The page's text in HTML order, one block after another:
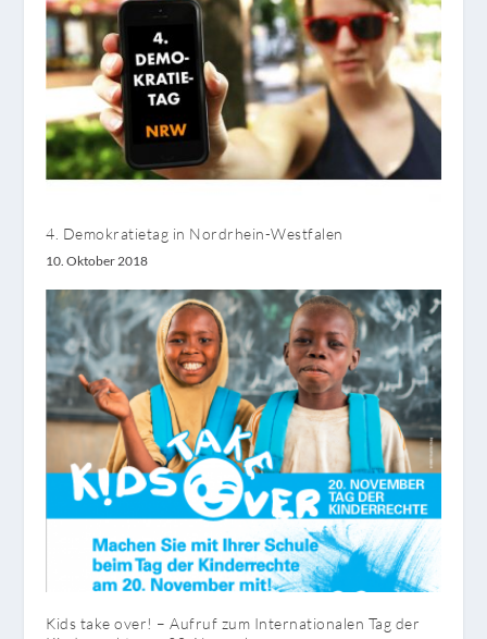
4. Demokratietag in Nordrhein-Westfalen
10. Oktober 2018
Kids take over! – Aufruf zum Internationalen Tag der